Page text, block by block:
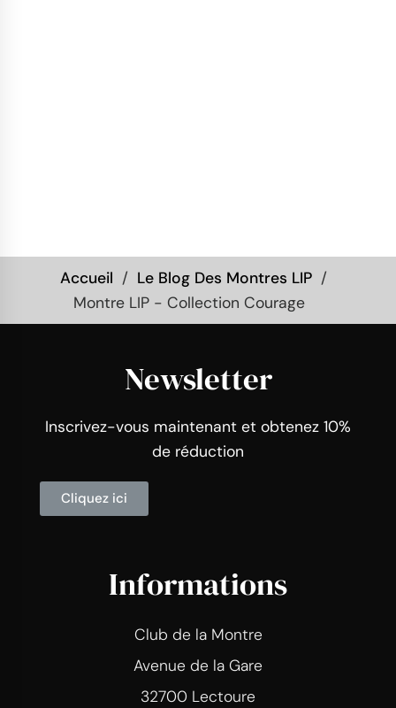
Accueil
Le Blog Des Montres LIP
Montre LIP - Collection Courage
Newsletter
Inscrivez-vous maintenant et obtenez 10%
de réduction
Cliquez ici
Informations
Club de la Montre
Avenue de la Gare
32700 Lectoure